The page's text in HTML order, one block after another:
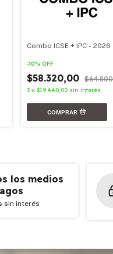
Combo ICSE + IPC - 2026
-10%OFF
$58.320,00
3 x$19.440,00 sin interés
los medios
sin interés